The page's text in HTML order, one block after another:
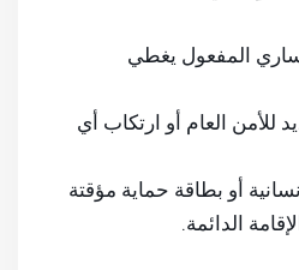
المفعول يغطي
للأمن العام أو ارتكاب أي
أو بطاقة حماية مؤقتة
الدائمة.